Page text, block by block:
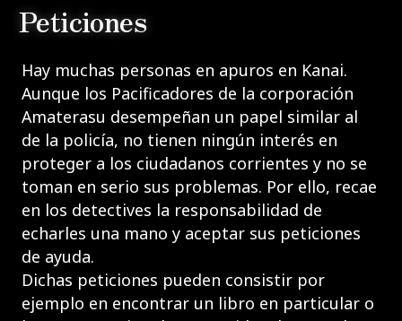
Peticiones
Hay muchas personas en apuros en Kanai.
Aunque los Pacificadores de la corporación
Amaterasu desempeñan un papel similar al
de la policía, no tienen ningún interés en
proteger a los ciudadanos corrientes y no se
toman en serio sus problemas. Por ello, recae
en los detectives la responsabilidad de
echarles una mano y aceptar sus peticiones
de ayuda.
Dichas peticiones pueden consistir por
ejemplo en encontrar un libro en particular o